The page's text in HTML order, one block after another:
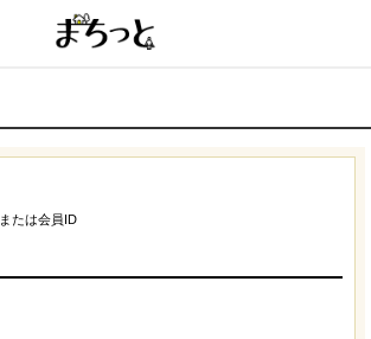
または会員ID